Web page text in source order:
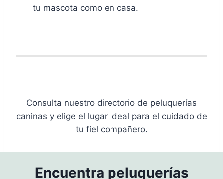
tu mascota como en casa.
Consulta nuestro directorio de peluquerías
caninas y elige el lugar ideal para el cuidado de
tu fiel compañero.
Encuentra peluquerías